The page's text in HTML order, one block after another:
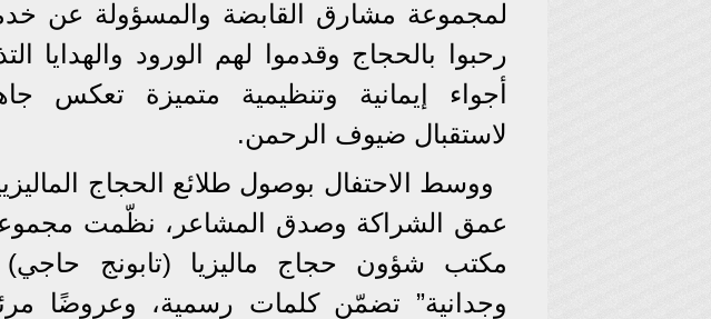
لمجموعة مشارق القابضة والمسؤولة عن
رحبوا بالحجاج وقدموا لهم الورود والهدايا
أجواء إيمانية وتنظيمية متميزة تعكس
لاستقبال ضيوف الرحمن.
ووسط الاحتفال بوصول طلائع الحجاج
عمق الشراكة وصدق المشاعر، نظّمت مجموعة
مكتب شؤون حجاج ماليزيا (تابونج حاجي)
وجدانية” تضمّن كلمات رسمية، وعروضًا